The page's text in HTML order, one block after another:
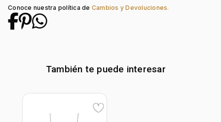
Conoce nuestra política de Cambios y Devoluciones.
También te puede interesar